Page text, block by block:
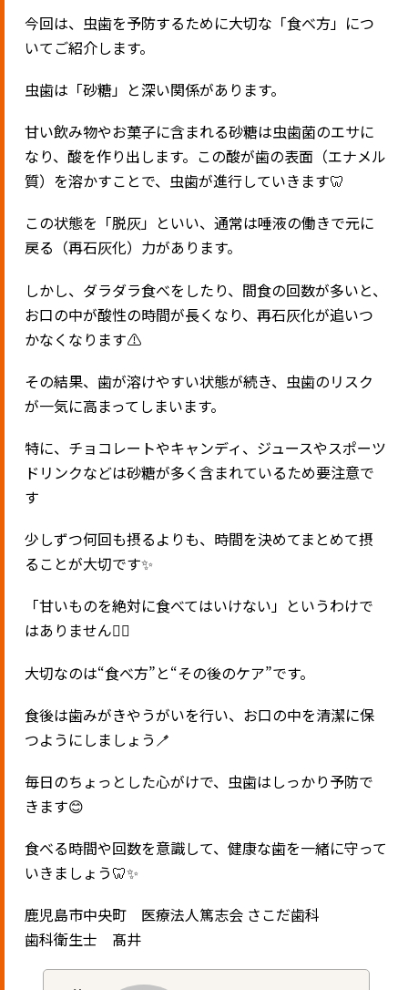
今回は、虫歯を予防するために大切な「食べ方」につ
いてご紹介します。
虫歯は「砂糖」と深い関係があります。
甘い飲み物やお菓子に含まれる砂糖は虫歯菌のエサに
なり、酸を作り出します。この酸が歯の表面（エナメル
質）を溶かすことで、虫歯が進行していきます🦷
この状態を「脱灰」といい、通常は唾液の働きで元に
戻る（再石灰化）力があります。
しかし、ダラダラ食べをしたり、間食の回数が多いと、
お口の中が酸性の時間が長くなり、再石灰化が追いつ
かなくなります⚠️
その結果、歯が溶けやすい状態が続き、虫歯のリスク
が一気に高まってしまいます。
特に、チョコレートやキャンディ、ジュースやスポーツ
ドリンクなどは砂糖が多く含まれているため要注意で
す
少しずつ何回も摂るよりも、時間を決めてまとめて摂
ることが大切です✨
「甘いものを絶対に食べてはいけない」というわけで
はありません🙅‍♀️
大切なのは“食べ方”と“その後のケア”です。
食後は歯みがきやうがいを行い、お口の中を清潔に保
つようにしましょう🪥
毎日のちょっとした心がけで、虫歯はしっかり予防で
きます😊
食べる時間や回数を意識して、健康な歯を一緒に守って
いきましょう🦷✨
鹿児島市中央町 医療法人篤志会 さこだ歯科
歯科衛生士 髙井